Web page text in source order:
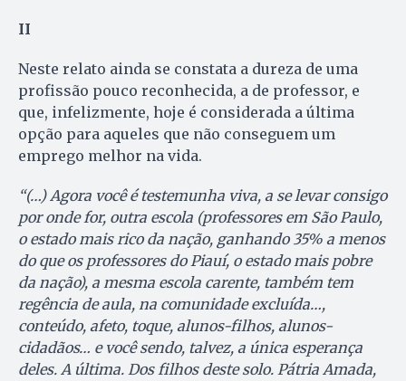
II
Neste relato ainda se constata a dureza de uma
profissão pouco reconhecida, a de professor, e
que, infelizmente, hoje é considerada a última
opção para aqueles que não conseguem um
emprego melhor na vida.
“(…) Agora você é testemunha viva, a se levar consigo
por onde for, outra escola (professores em São Paulo,
o estado mais rico da nação, ganhando 35% a menos
do que os professores do Piauí, o estado mais pobre
da nação), a mesma escola carente, também tem
regência de aula, na comunidade excluída…,
conteúdo, afeto, toque, alunos-filhos, alunos-
cidadãos… e você sendo, talvez, a única esperança
deles. A última. Dos filhos deste solo. Pátria Amada,